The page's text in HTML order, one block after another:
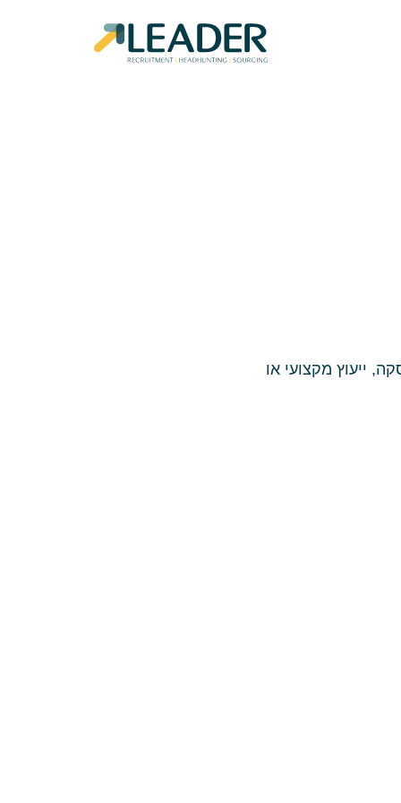
ייעוץ מקצועי או